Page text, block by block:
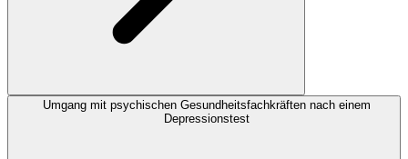
Umgang mit psychischen Gesundheitsfachkräften nach einem
Depressionstest